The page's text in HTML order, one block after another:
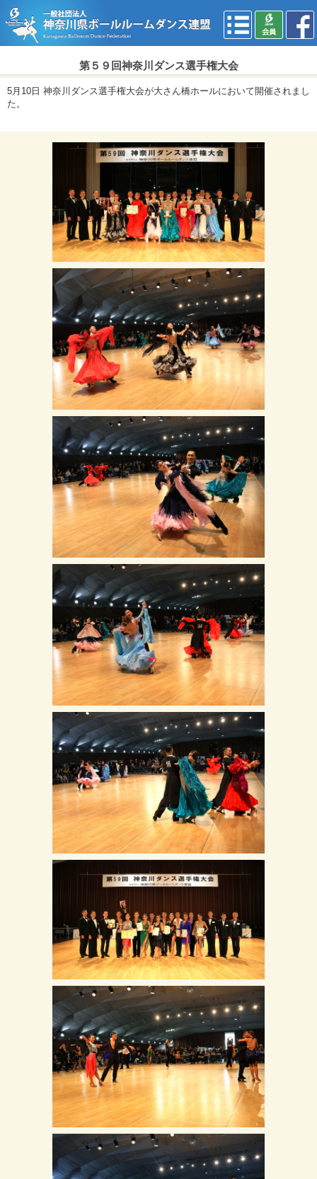
第５９回神奈川ダンス選手権大会
5月10日 神奈川ダンス選手権大会が大さん橋ホールにおいて開催されまし
た。